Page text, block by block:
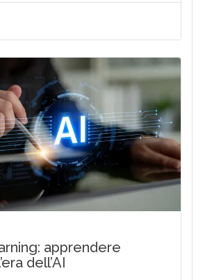
apprendere
dell’AI